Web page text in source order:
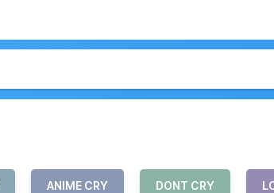
ANIME CRY DONT CRY